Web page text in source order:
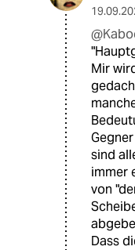
Mir
sind
immer
von
Dass